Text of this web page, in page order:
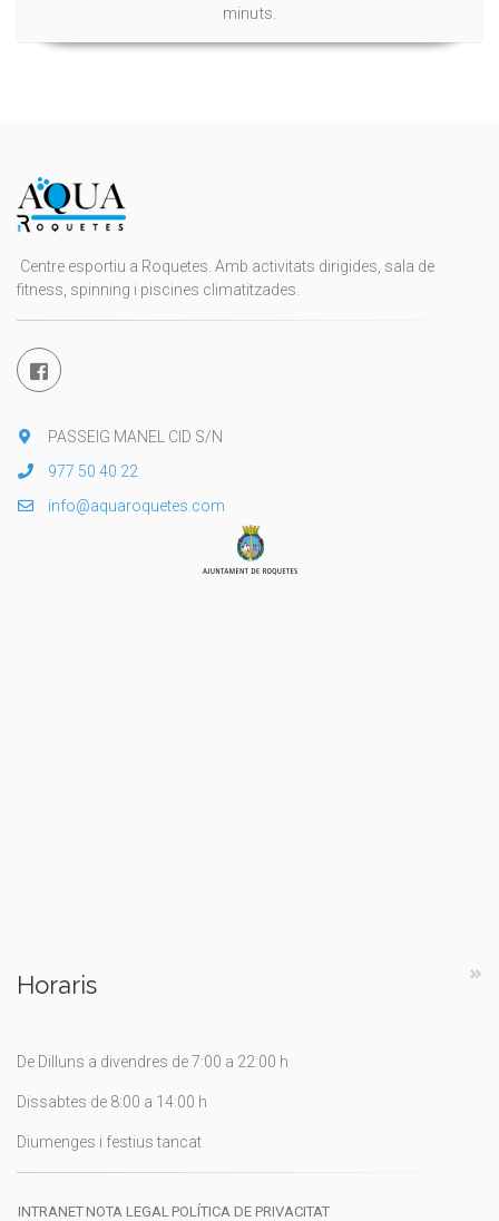
minuts.
Centre esportiu a Roquetes. Amb activitats dirigides, sala de
fitness, spinning i piscines climatitzades.
PASSEIG MANEL CID S/N
977 50 40 22
info@aquaroquetes.com
Horaris
De Dilluns a divendres de 7:00 a 22:00 h
Dissabtes de 8:00 a 14:00 h
Diumenges i festius tancat
INTRANET NOTA LEGAL POLÍTICA DE PRIVACITAT